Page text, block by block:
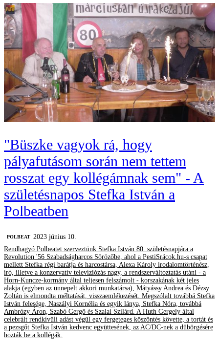
"Büszke vagyok rá, hogy
pályafutásom során nem tettem
rosszat egy kollégámnak sem" - A
születésnapos Stefka István a
Polbeatben
‎POLBEAT 2023 június 10.
Rendhagyó Polbeatet szerveztünk Stefka István 80. születésnapjára a
Revolution '56 Szabadságharcos Sörözőbe, ahol a PestiSrácok.hu-s csapat
mellett Stefka régi barátja és harcostársa, Alexa Károly irodalomtörténész,
író, illetve a konzervatív televíziózás nagy, a rendszerváltoztatás utáni - a
Horn-Kuncze-kormány által teljesen felszámolt - korszakának két jeles
alakja (egyben az ünnepelt akkori munkatársa), Mátyássy Andrea és Dézsy
Zoltán is elmondta méltatását, visszaemlékezését. Megszólalt továbbá Stefka
István felesége, Naszályi Kornélia és egyik lánya, Stefka Nóra, továbbá
Ambrózy Áron, Szabó Gergő és Szalai Szilárd. A Huth Gergely által
celebrált rendkívüli adást végül egy fergeteges köszöntés követte, a tortát és
a pezsgőt Stefka István kedvenc együttesének, az AC/DC-nek a dübörgésére
hozták be a kollégák.